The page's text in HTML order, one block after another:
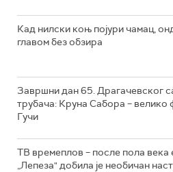
Кад нилски коњ појури чамац,
главом без обзира
Завршни дан 65. Драгачевског
трубача: Круна Сабора – велико
Гучи
ТВ времеплов – после пола века
„Лепеза" добила је необичан